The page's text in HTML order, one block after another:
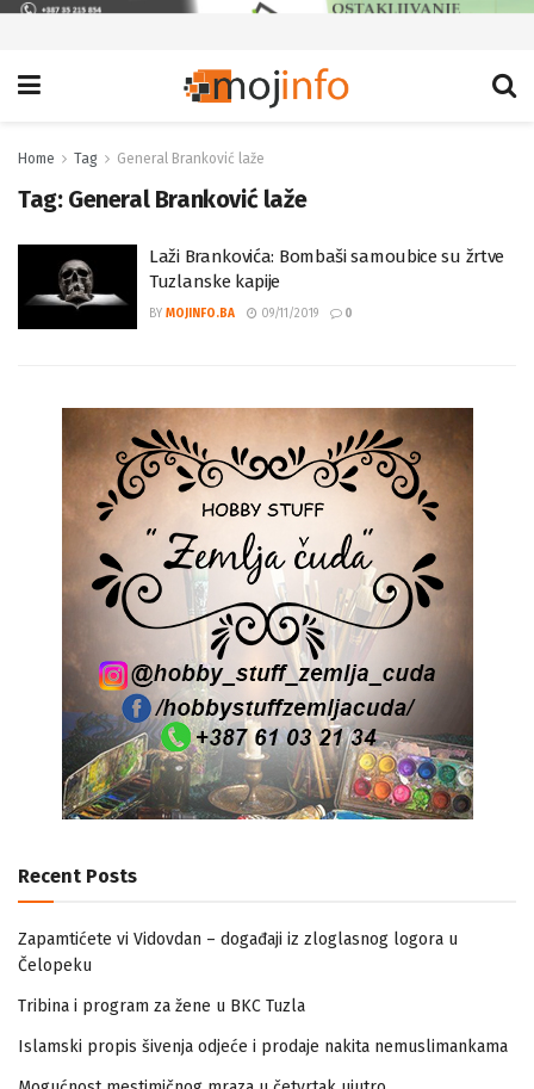
Home Tag General Branković laže
Tag: General Branković laže
Laži Brankovića: Bombaši samoubice su žrtve
Tuzlanske kapije
BY MOJINFO.BA 09/11/2019 0
Recent Posts
Zapamtićete vi Vidovdan – događaji iz zloglasnog logora u
Čelopeku
Tribina i program za žene u BKC Tuzla
Islamski propis šivenja odjeće i prodaje nakita nemuslimankama